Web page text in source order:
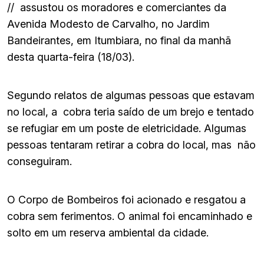
// assustou os moradores e comerciantes da
Avenida Modesto de Carvalho, no Jardim
Bandeirantes, em Itumbiara, no final da manhã
desta quarta-feira (18/03).
Segundo relatos de algumas pessoas que estavam
no local, a cobra teria saído de um brejo e tentado
se refugiar em um poste de eletricidade. Algumas
pessoas tentaram retirar a cobra do local, mas não
conseguiram.
O Corpo de Bombeiros foi acionado e resgatou a
cobra sem ferimentos. O animal foi encaminhado e
solto em um reserva ambiental da cidade.